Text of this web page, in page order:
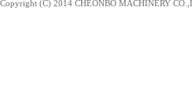
Copyright (C) 2014 CHEONBO MACHINERY